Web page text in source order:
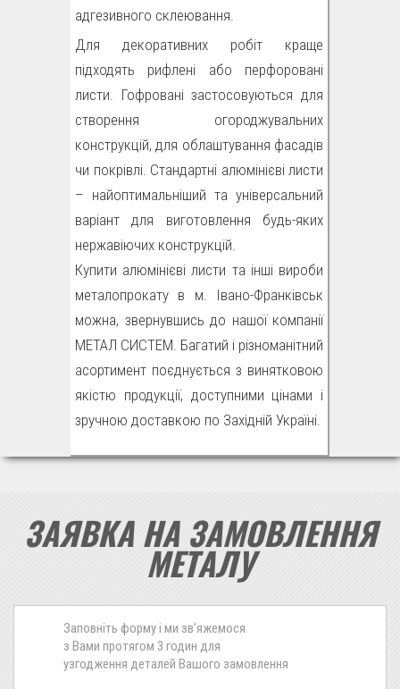
адгезивного склеювання.
Для декоративних робіт краще
підходять рифлені або перфоровані
листи. Гофровані застосовуються для
створення огороджувальних
конструкцій, для облаштування фасадів
чи покрівлі. Стандартні алюмінієві листи
– найоптимальніший та універсальний
варіант для виготовлення будь-яких
нержавіючих конструкцій.
Купити алюмінієві листи та інші вироби
металопрокату в м. Івано-Франківськ
можна, звернувшись до нашої компанії
МЕТАЛ СИСТЕМ. Багатий і різноманітний
асортимент поєднується з винятковою
якістю продукції, доступними цінами і
зручною доставкою по Західній Україні.
ЗАЯВКА НА ЗАМОВЛЕННЯ
МЕТАЛУ
Заповніть форму і ми зв’яжемося
з Вами протягом 3 годин для
узгодження деталей Вашого замовлення